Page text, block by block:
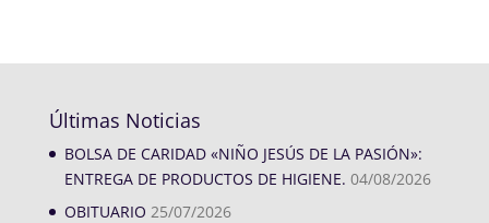
Últimas Noticias
BOLSA DE CARIDAD «NIÑO JESÚS DE LA PASIÓN»:
ENTREGA DE PRODUCTOS DE HIGIENE. 04/08/2026
OBITUARIO 25/07/2026